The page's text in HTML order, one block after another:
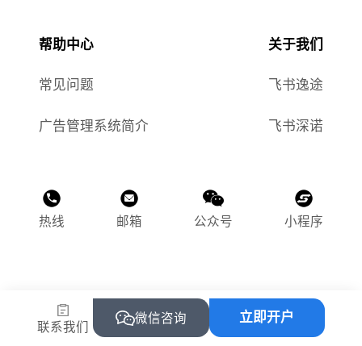
帮助中心 关于我们
常见问题 飞书逸途
广告管理系统简介 飞书深诺
热线 邮箱 公众号 小程序
©2015-2025 飞书逸途（上海）网络科技有限公司
沪ICP备2023011118号-1
沪公网安备 31010502004469
联系我们
微信咨询 立即开户